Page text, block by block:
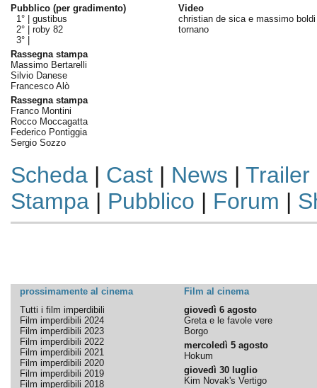
Pubblico (per gradimento)
1° | gustibus
2° | roby 82
3° |
Rassegna stampa
Massimo Bertarelli
Silvio Danese
Francesco Alò
Rassegna stampa
Franco Montini
Rocco Moccagatta
Federico Pontiggia
Sergio Sozzo
Video
christian de sica e massimo boldi
tornano
Scheda| Cast| News | Trailer
Stampa| Pubblico | Forum |
prossimamente al cinema
Film al cinema
Tutti i film imperdibili
Film imperdibili 2024
Film imperdibili 2023
Film imperdibili 2022
Film imperdibili 2021
Film imperdibili 2020
Film imperdibili 2019
Film imperdibili 2018
giovedì 6 agosto
Greta e le favole vere
Borgo
mercoledì 5 agosto
Hokum
giovedì 30 luglio
Kim Novak's Vertigo